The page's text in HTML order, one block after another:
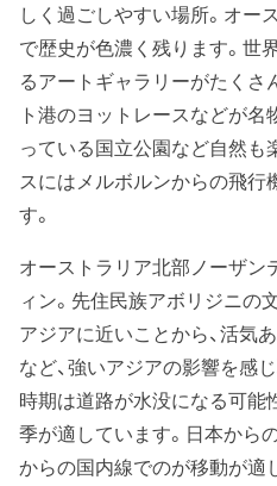
しく過ごしやすい場所。オー
で歴史が色濃く残ります。世
るアートギャラリーがたくさ
ト港のヨットレースなどが名
っている国立公園など自然も
スにはメルボルンからの飛
す。
オーストラリア北部ノーザン
ィン。先住民族アボリジニの
アジアに近いことから、活気
など、強いアジアの影響を感
時期は道路が水没になる可能
季が適しています。日本から
からの国内線でのが移動が適